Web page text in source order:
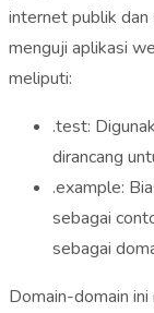
internet publik dan
menguji aplikasi
meliputi:
.test:
dirancang
.example:
sebagai
sebagai
Domain-domain